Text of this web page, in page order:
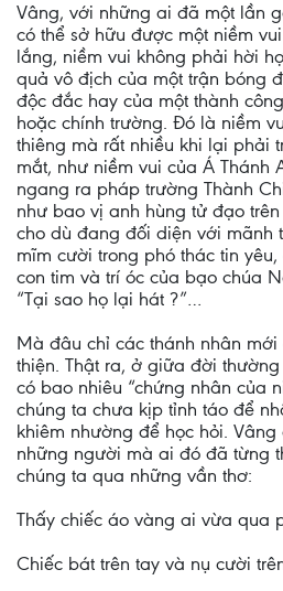
Vâng, với những ai đã một lần
có thể sở hữu được một niềm
lắng, niềm vui không phải hời
quả vô địch của một trận bóng
độc đắc hay của một thành
hoặc chính trường. Đó là niềm
thiêng mà rất nhiều khi lại phải
mắt, như niềm vui của Á Thánh
ngang ra pháp trường Thành
như bao vị anh hùng tử đạo
cho dù đang đối diện với mãnh
mĩm cười trong phó thác tin
con tim và trí óc của bạo chúa
“Tại sao họ lại hát ?”…
Mà đâu chỉ các thánh nhân
thiện. Thật ra, ở giữa đời
có bao nhiêu “chứng nhân của
chúng ta chưa kịp tỉnh táo để
khiêm nhường để học hỏi.
những người mà ai đó đã từng
chúng ta qua những vần thơ:
Thấy chiếc áo vàng ai vừa qua
Chiếc bát trên tay và nụ cười